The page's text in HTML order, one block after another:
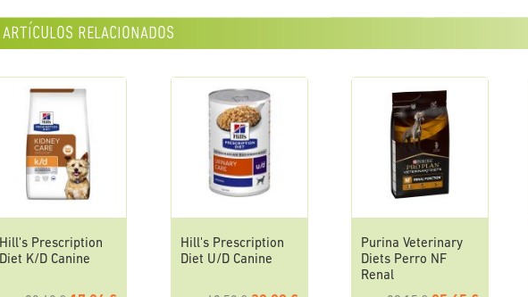
artículos relacionados
Hill's Prescription
Diet K/D Canine
Hill's Prescription
Diet U/D Canine
Purina Veterinary
Diets Perro NF
Renal